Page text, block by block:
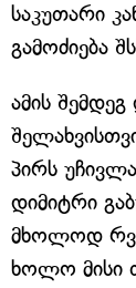
საკუთარი
გამოძიება
ამის
პირს
დიმიტრი
მხოლოდ რვა
ხოლო მისი